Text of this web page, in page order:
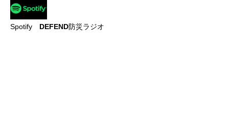
Spotify DEFEND防災ラジオ